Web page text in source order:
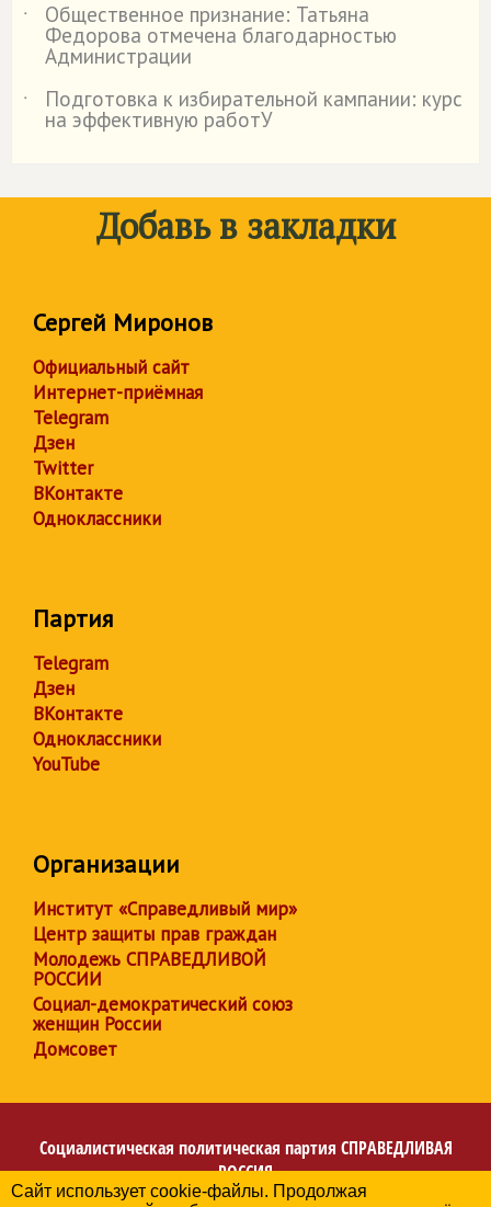
˙
Общественное признание: Татьяна
Федорова отмечена благодарностью
Администрации
˙
Подготовка к избирательной кампании: курс
на эффективную работУ
Добавь в закладки
Сергей Миронов
Официальный сайт
Интернет-приёмная
Telegram
Дзен
Twitter
ВКонтакте
Одноклассники
Партия
Telegram
Дзен
ВКонтакте
Одноклассники
YouTube
Организации
Институт «Справедливый мир»
Центр защиты прав граждан
Молодежь СПРАВЕДЛИВОЙ
РОССИИ
Социал-демократический союз
женщин России
Домсовет
Социалистическая политическая партия СПРАВЕДЛИВАЯ
РОССИЯ
Региональное отделение партии в Республике
Сайт использует cookie-файлы. Продолжая